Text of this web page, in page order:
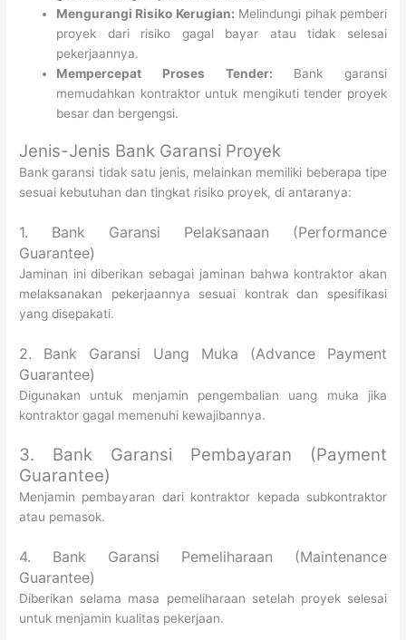
Mengurangi Risiko Kerugian: Melindungi pihak pemberi
proyek dari risiko gagal bayar atau tidak selesai
pekerjaannya.
Mempercepat Proses Tender: Bank garansi
memudahkan kontraktor untuk mengikuti tender proyek
besar dan bergengsi.
Jenis-Jenis Bank Garansi Proyek
Bank garansi tidak satu jenis, melainkan memiliki beberapa tipe
sesuai kebutuhan dan tingkat risiko proyek, di antaranya:
1. Bank Garansi Pelaksanaan (Performance
Guarantee)
Jaminan ini diberikan sebagai jaminan bahwa kontraktor akan
melaksanakan pekerjaannya sesuai kontrak dan spesifikasi
yang disepakati.
2. Bank Garansi Uang Muka (Advance Payment
Guarantee)
Digunakan untuk menjamin pengembalian uang muka jika
kontraktor gagal memenuhi kewajibannya.
3. Bank Garansi Pembayaran (Payment
Guarantee)
Menjamin pembayaran dari kontraktor kepada subkontraktor
atau pemasok.
4. Bank Garansi Pemeliharaan (Maintenance
Guarantee)
Diberikan selama masa pemeliharaan setelah proyek selesai
untuk menjamin kualitas pekerjaan.